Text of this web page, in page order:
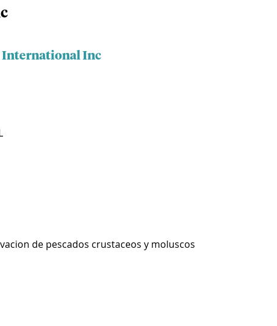
International Inc
de pescados crustaceos y moluscos